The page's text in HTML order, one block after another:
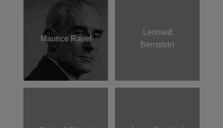
Maurice Ravel
Leonard
Bernstein